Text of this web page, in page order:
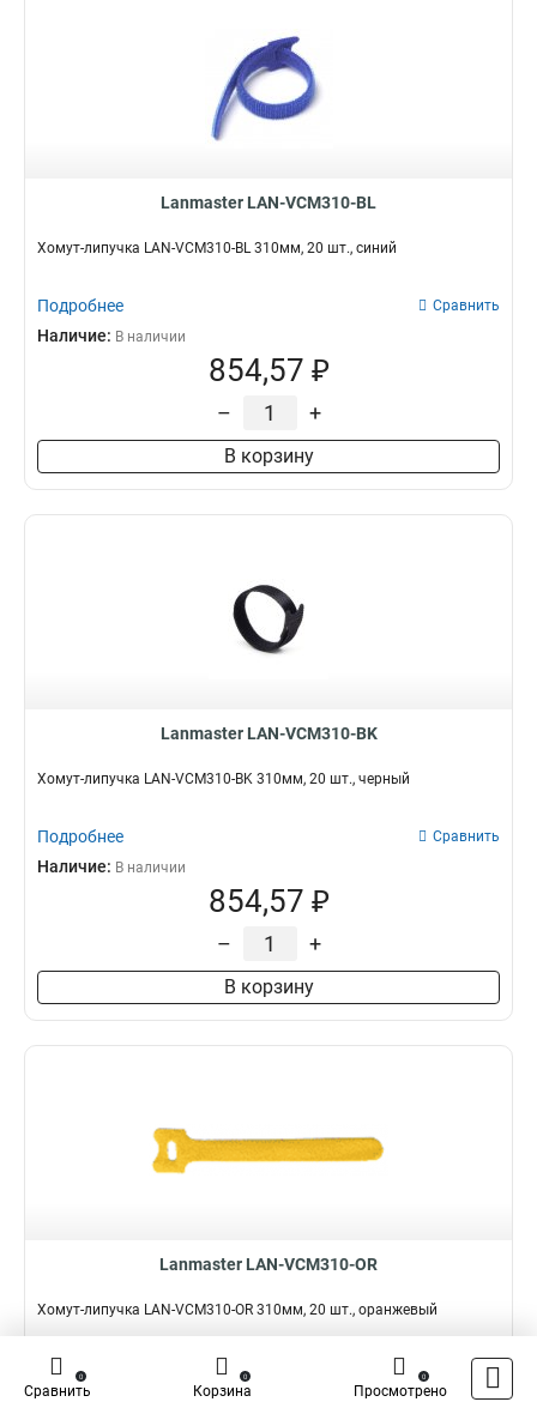
Lanmaster LAN-VCM310-BL
Хомут-липучка LAN-VCM310-BL 310мм, 20 шт., синий
Подробнее Сравнить
Наличие: В наличии
854,57 ₽
– +
В корзину
Lanmaster LAN-VCM310-BK
Хомут-липучка LAN-VCM310-BK 310мм, 20 шт., черный
Подробнее Сравнить
Наличие: В наличии
854,57 ₽
– +
В корзину
Lanmaster LAN-VCM310-OR
Хомут-липучка LAN-VCM310-OR 310мм, 20 шт., оранжевый
Подробнее Сравнить
Наличие:
Сравнить
0
Корзина
0
Просмотрено
0